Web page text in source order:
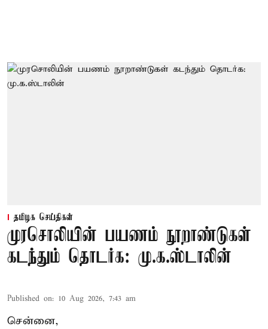
தமிழக செய்திகள்
முரசொலியின் பயணம் நூறாண்டுகள்
கடந்தும் தொடர்க: மு.க.ஸ்டாலின்
Published on: 10 Aug 2026, 7:43 am
சென்னை,